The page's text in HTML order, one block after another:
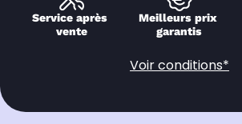
Service après
vente
Meilleurs prix
garantis
Voir conditions*